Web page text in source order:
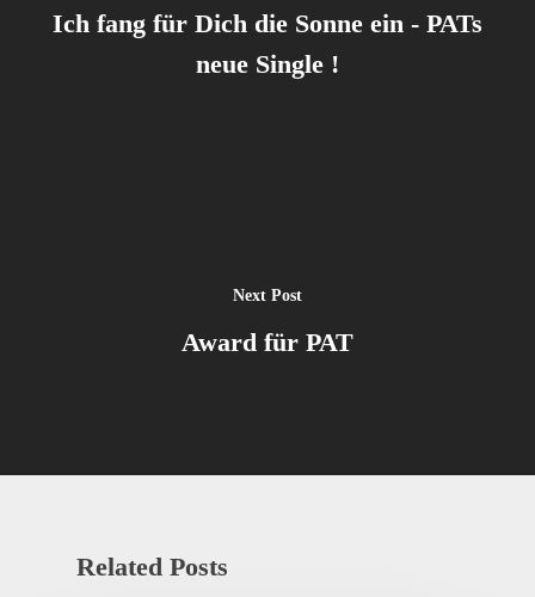
Ich fang für Dich die Sonne ein - PATs
neue Single !
Next Post
Award für PAT
Related Posts